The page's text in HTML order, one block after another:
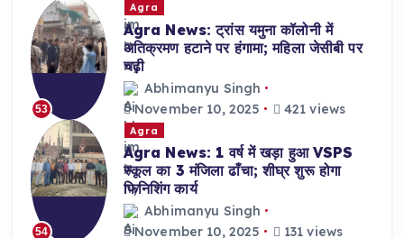
53
Agra
Agra News: ट्रांस यमुना कॉलोनी में
अतिक्रमण हटाने पर हंगामा; महिला जेसीबी पर
चढ़ी
Abhimanyu Singh
November 10, 2025
421 views
54
Agra
Agra News: 1 वर्ष में खड़ा हुआ VSPS
स्कूल का 3 मंजिला ढाँचा; शीघ्र शुरू होगा
फिनिशिंग कार्य
Abhimanyu Singh
November 10, 2025
131 views